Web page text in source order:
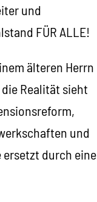
und
FÜR ALLE!
älteren Herrn
Realität sieht
und
ersetzt durch eine